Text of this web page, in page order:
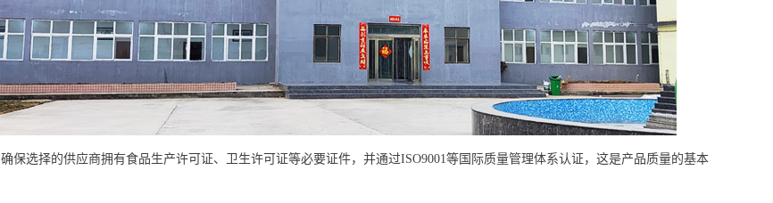
确保选择的供应商拥有食品生产许可证、卫生许可证等必要证件，并通过ISO9001等国际质量管理体系认证，这是产品质量的基本